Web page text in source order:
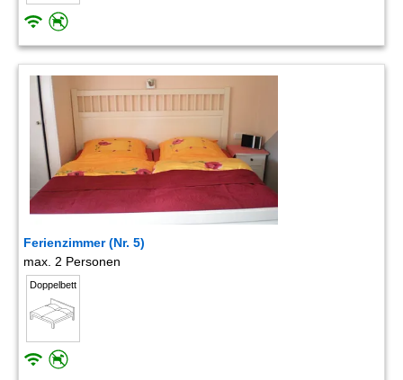
Ferienzimmer (Nr. 5)
max. 2 Personen
Doppelbett